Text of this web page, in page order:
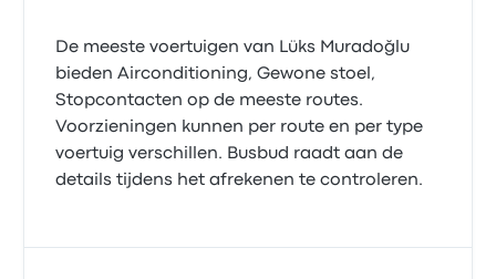
De meeste voertuigen van Lüks Muradoğlu
bieden Airconditioning, Gewone stoel,
Stopcontacten op de meeste routes.
Voorzieningen kunnen per route en per type
voertuig verschillen. Busbud raadt aan de
details tijdens het afrekenen te controleren.